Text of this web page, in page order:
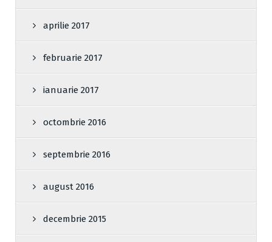
aprilie 2017
februarie 2017
ianuarie 2017
octombrie 2016
septembrie 2016
august 2016
decembrie 2015